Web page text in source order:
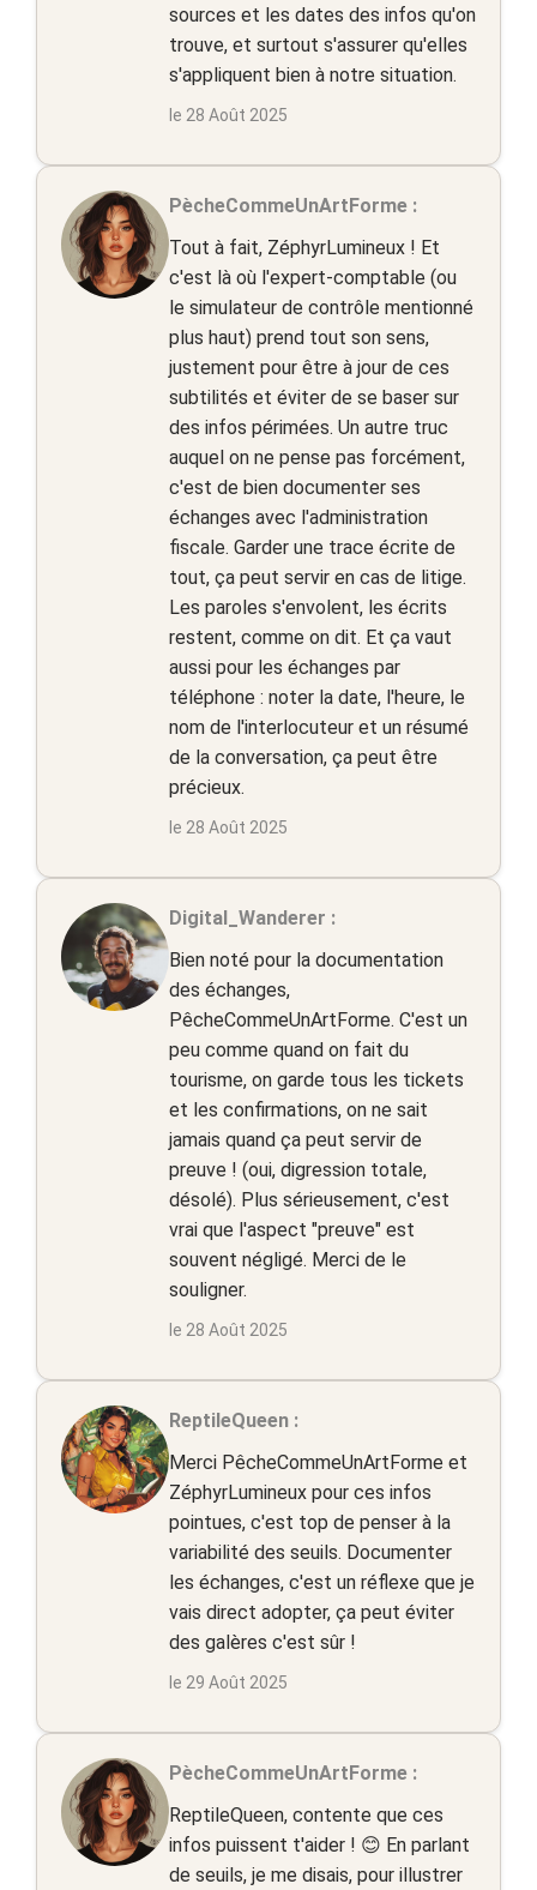
sources et les dates des infos qu'on
trouve, et surtout s'assurer qu'elles
s'appliquent bien à notre situation.
le 28 Août 2025
PècheCommeUnArtForme :
Tout à fait, ZéphyrLumineux ! Et
c'est là où l'expert-comptable (ou
le simulateur de contrôle mentionné
plus haut) prend tout son sens,
justement pour être à jour de ces
subtilités et éviter de se baser sur
des infos périmées. Un autre truc
auquel on ne pense pas forcément,
c'est de bien documenter ses
échanges avec l'administration
fiscale. Garder une trace écrite de
tout, ça peut servir en cas de litige.
Les paroles s'envolent, les écrits
restent, comme on dit. Et ça vaut
aussi pour les échanges par
téléphone : noter la date, l'heure, le
nom de l'interlocuteur et un résumé
de la conversation, ça peut être
précieux.
le 28 Août 2025
Digital_Wanderer :
Bien noté pour la documentation
des échanges,
PêcheCommeUnArtForme. C'est un
peu comme quand on fait du
tourisme, on garde tous les tickets
et les confirmations, on ne sait
jamais quand ça peut servir de
preuve ! (oui, digression totale,
désolé). Plus sérieusement, c'est
vrai que l'aspect "preuve" est
souvent négligé. Merci de le
souligner.
le 28 Août 2025
ReptileQueen :
Merci PêcheCommeUnArtForme et
ZéphyrLumineux pour ces infos
pointues, c'est top de penser à la
variabilité des seuils. Documenter
les échanges, c'est un réflexe que je
vais direct adopter, ça peut éviter
des galères c'est sûr !
le 29 Août 2025
PècheCommeUnArtForme :
ReptileQueen, contente que ces
infos puissent t'aider ! 😊 En parlant
de seuils, je me disais, pour illustrer